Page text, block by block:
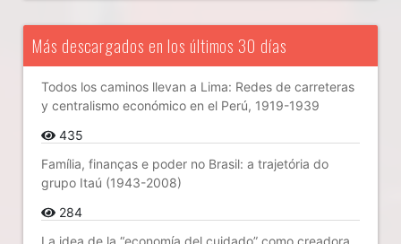
Más descargados en los últimos 30 días
Todos los caminos llevan a Lima: Redes de carreteras
y centralismo económico en el Perú, 1919-1939
435
Família, finanças e poder no Brasil: a trajetória do
grupo Itaú (1943-2008)
284
La idea de la “economía del cuidado” como creadora